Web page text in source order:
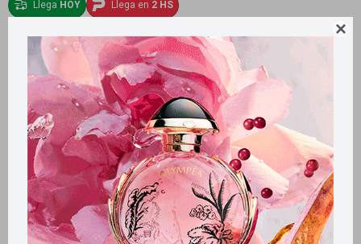

Llega HOY Llega en 2 HS
Tratamiento para cuidado de barba
Suavecito - Serum hidratante
0039007500390076
$ 890
Fragancia de Bay Ron. Suaviza y acondiciona barba o bigote. Protege
contra la sequedad. Proporciona un brillo saludable.
Variantes: